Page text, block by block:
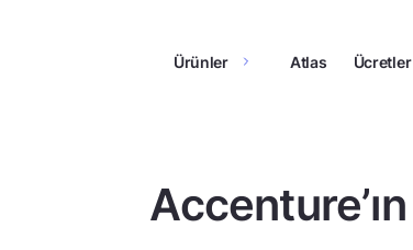
Ürünler Atlas Ücretler